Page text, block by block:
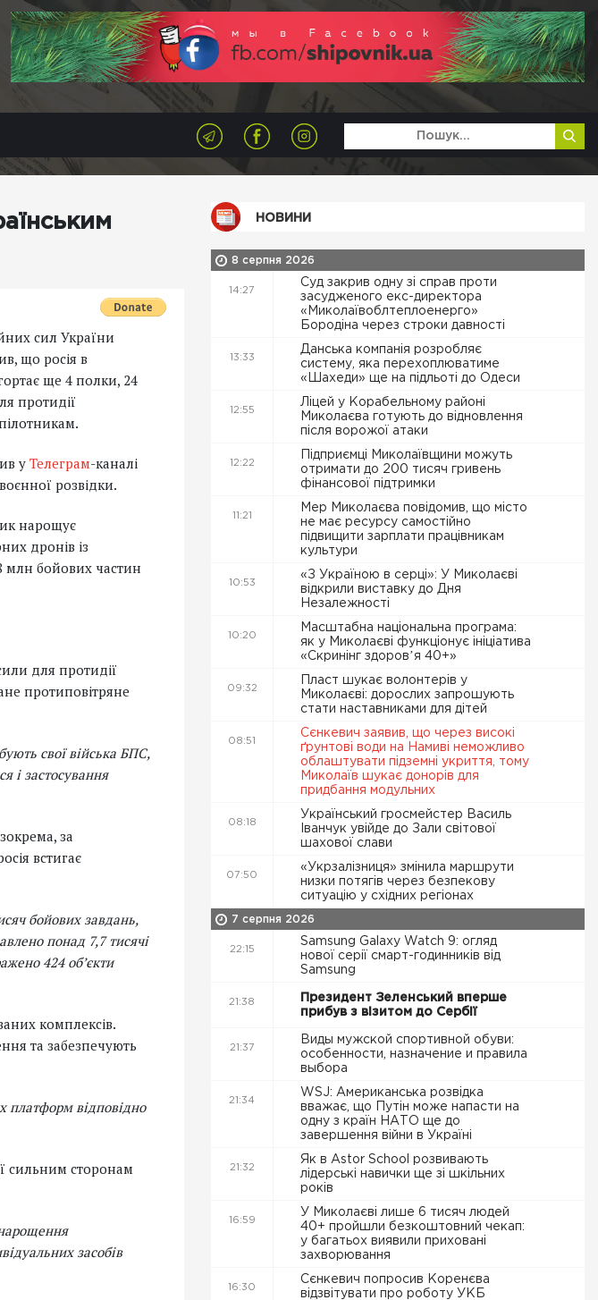
сил України
що росія в
ще 4 полки, 24
протидії
у Телеграм-каналі
розвідки.
нарощує
дронів із
млн бойових частин
для протидії
протиповітряне
свої війська БПС,
і застосування
за
встигає
бойових завдань,
понад 7,7 тисячі
424 об’єкти
комплексів.
та забезпечують
платформ відповідно
сильним сторонам
засобів
НОВИНИ
8 серпня 2026
14:27
Суд закрив одну зі справ проти
засудженого екс-директора
«Миколаївоблтеплоенерго»
Бородіна через строки давності
13:33
Данська компанія розробляє
систему, яка перехоплюватиме
«Шахеди» ще на підльоті до Одеси
12:55
Ліцей у Корабельному районі
Миколаєва готують до відновлення
після ворожої атаки
12:22
Підприємці Миколаївщини можуть
отримати до 200 тисяч гривень
фінансової підтримки
11:21
Мер Миколаєва повідомив, що місто
не має ресурсу самостійно
підвищити зарплати працівникам
культури
10:53
«З Україною в серці»: У Миколаєві
відкрили виставку до Дня
Незалежності
10:20
Масштабна національна програма:
як у Миколаєві функціонує ініціатива
«Скринінг здоровʼя 40+»
09:32
Пласт шукає волонтерів у
Миколаєві: дорослих запрошують
стати наставниками для дітей
08:51
Сєнкевич заявив, що через високі
ґрунтові води на Намиві неможливо
облаштувати підземні укриття, тому
Миколаїв шукає донорів для
придбання модульних
08:18
Український гросмейстер Василь
Іванчук увійде до Зали світової
шахової слави
07:50
«Укрзалізниця» змінила маршрути
низки потягів через безпекову
ситуацію у східних регіонах
7 серпня 2026
22:15
Samsung Galaxy Watch 9: огляд
нової серії смарт-годинників від
Samsung
21:38
Президент Зеленський вперше
прибув з візитом до Сербії
21:37
Виды мужской спортивной обуви:
особенности, назначение и правила
выбора
21:34
WSJ: Американська розвідка
вважає, що Путін може напасти на
одну з країн НАТО ще до
завершення війни в Україні
21:32
Як в Astor School розвивають
лідерські навички ще зі шкільних
років
16:59
У Миколаєві лише 6 тисяч людей
40+ пройшли безкоштовний чекап:
у багатьох виявили приховані
захворювання
16:30
Сєнкевич попросив Коренєва
відзвітувати про роботу УКБ